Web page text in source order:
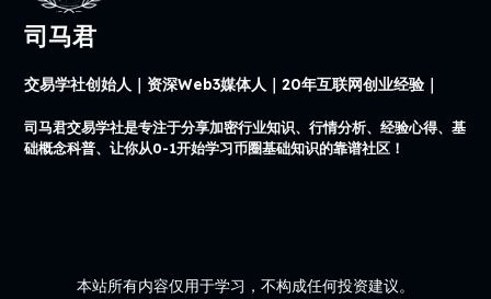
司马君
交易学社创始人｜资深Web3媒体人｜20年互联网创业经验｜
司马君交易学社是专注于分享加密行业知识、行情分析、经验心得、基
础概念科普、让你从0-1开始学习币圈基础知识的靠谱社区！
本站所有内容仅用于学习，不构成任何投资建议。